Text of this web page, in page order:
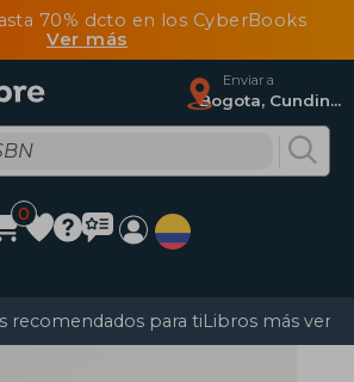
70% dcto en los CyberBooks
Ver más
Enviar a
Bogota, Cundinamarca
0
recomendados para tiLibros más